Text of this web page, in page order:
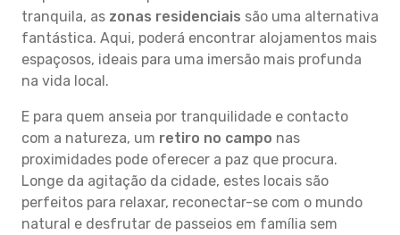
tranquila, as zonas residenciais são uma alternativa
fantástica. Aqui, poderá encontrar alojamentos mais
espaçosos, ideais para uma imersão mais profunda
na vida local.
E para quem anseia por tranquilidade e contacto
com a natureza, um retiro no campo nas
proximidades pode oferecer a paz que procura.
Longe da agitação da cidade, estes locais são
perfeitos para relaxar, reconectar-se com o mundo
natural e desfrutar de passeios em família sem